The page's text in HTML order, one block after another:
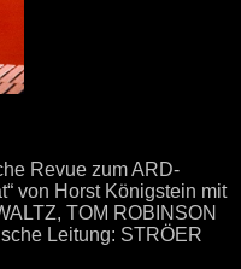
Revue zum ARD-
von Horst Königstein mit
TOM ROBINSON
Leitung: STRÖER